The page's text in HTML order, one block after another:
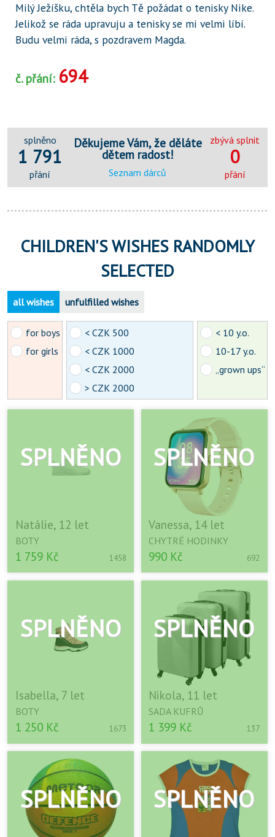
Milý Ježíšku, chtěla bych Tě požádat o tenisky Nike.
Jelikož se ráda upravuju a tenisky se mi velmi líbí.
Budu velmi ráda, s pozdravem Magda.
č. přání: 694
splněno
1 791
přání
Děkujeme Vám, že děláte
dětem radost!
Seznam dárců
zbývá splnit
0
přání
CHILDREN'S WISHES RANDOMLY
SELECTED
all wishes unfulfilled wishes
for boys
for girls
< CZK 500
< CZK 1000
< CZK 2000
> CZK 2000
< 10 y.o.
10-17 y.o.
„grown ups“
Natálie, 12 let
BOTY
1 759 Kč 1458
Vanessa, 14 let
CHYTRÉ HODINKY
990 Kč 692
Isabella, 7 let
BOTY
1 250 Kč 1673
Nikola, 11 let
SADA KUFRŮ
1 399 Kč 137